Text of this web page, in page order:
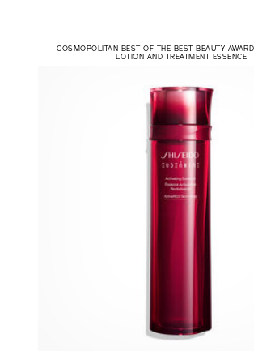
COSMOPOLITAN BEST OF THE BEST BEAUTY
LOTION AND TREATMENT ESSENCE